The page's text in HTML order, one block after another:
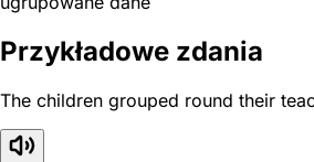
Przykładowe zdania
The children grouped round their